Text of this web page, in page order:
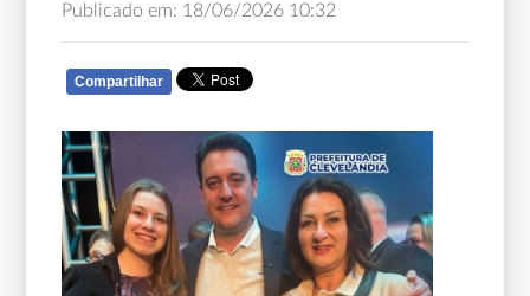
Publicado em: 18/06/2026 10:32
Compartilhar